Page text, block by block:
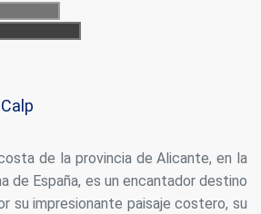
de la provincia de Alicante, en la
de España, es un encantador destino
su impresionante paisaje costero, su